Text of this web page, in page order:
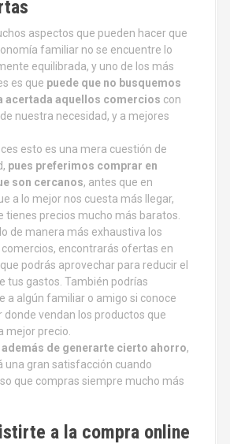
aspectos que pueden hacer que
familiar no se encuentre lo
equilibrada, y uno de los más
es que puede que no busquemos
acertada aquellos comercios con
nuestra necesidad, y a mejores
esto es una mera cuestión de
pues preferimos comprar en
son cercanos, antes que en
a lo mejor nos cuesta más llegar,
tienes precios mucho más baratos.
de manera más exhaustiva los
encontrarás ofertas en
podrás aprovechar para reducir el
tus gastos. También podrías
a algún familiar o amigo si conoce
donde vendan los productos que
mejor precio.
además de generarte cierto ahorro,
una gran satisfacción cuando
que compras siempre mucho más
a la compra online